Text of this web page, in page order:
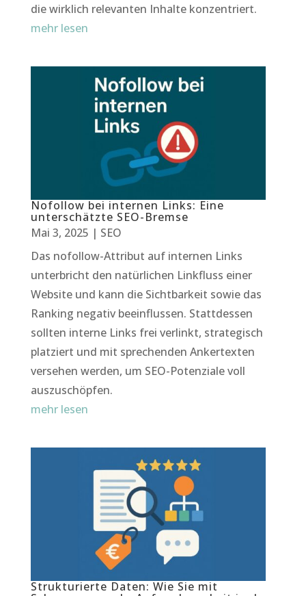
die wirklich relevanten Inhalte konzentriert.
mehr lesen
Nofollow bei internen Links: Eine
unterschätzte SEO-Bremse
Mai 3, 2025 | SEO
Das nofollow-Attribut auf internen Links
unterbricht den natürlichen Linkfluss einer
Website und kann die Sichtbarkeit sowie das
Ranking negativ beeinflussen. Stattdessen
sollten interne Links frei verlinkt, strategisch
platziert und mit sprechenden Ankertexten
versehen werden, um SEO-Potenziale voll
auszuschöpfen.
mehr lesen
Strukturierte Daten: Wie Sie mit